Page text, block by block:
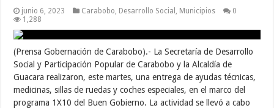
junio 6, 2023 Carabobo Desarrollo Social Municipios
0
1,288
(Prensa Gobernación de Carabobo).- La Secretaría de Desarrollo
Social y Participación Popular de Carabobo y la Alcaldía de
Guacara realizaron, este martes, una entrega de ayudas técnicas,
medicinas, sillas de ruedas y coches especiales, en el marco del
programa 1X10 del Buen Gobierno. La actividad se llevó a cabo